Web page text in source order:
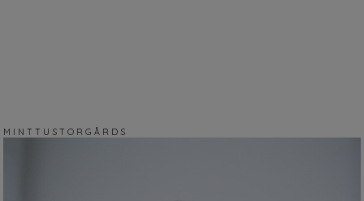
M I N T T U S T O R G Å R D S